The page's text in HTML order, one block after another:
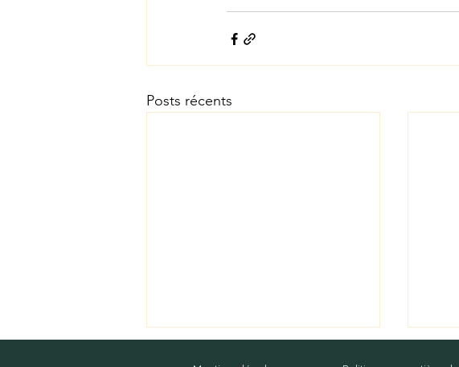
Posts récents
Commentaires